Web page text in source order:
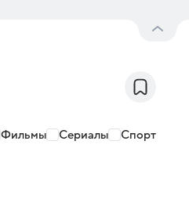
Фильмы Сериалы Спорт